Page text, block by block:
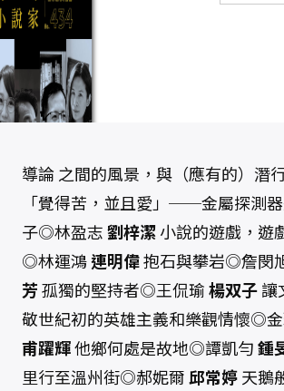
導論 之間的風景，與（應有的）
「覺得苦，並且愛」──金屬探測
子◎林盈志劉梓潔小說的遊戲，遊
◎林運鴻連明偉抱石與攀岩◎詹閔
芳孤獨的堅持者◎王侃瑜楊双子讓
敬世紀初的英雄主義和樂觀情懷◎
甫躍輝他鄉何處是故地◎譚凱勻鍾
里行至溫州街◎郝妮爾邱常婷天鵝